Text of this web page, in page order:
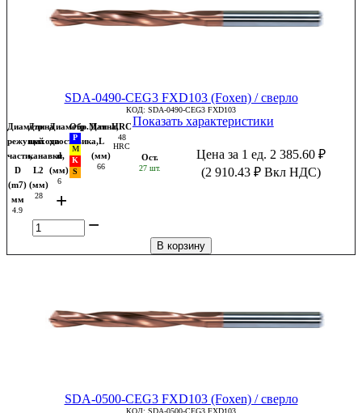
SDA-0490-CEG3 FXD103 (Foxen) / сверло
КОД: SDA-0490-CEG3 FXD103
Диаметр
режущей
части,
D
(m7)
мм
4.9
Длина
выхода
канавки,
L2
(мм)
28
Диаметр
хвостовика,
d
(мм)
6
Обр.МатДлина,
L
(мм)
66
HRC
48
HRC
Показать характеристики
Ост.
27 шт.
Цена за 1 ед. 2 385.60 ₽
(2 910.43 ₽Вкл НДС)
+
−
В корзину
SDA-0500-CEG3 FXD103 (Foxen) / сверло
КОД: SDA-0500-CEG3 FXD103